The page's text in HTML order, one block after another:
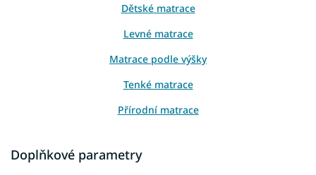
Dětské matrace
Levné matrace
Matrace podle výšky
Tenké matrace
Přírodní matrace
Matrace na zem
Doplňkové parametry